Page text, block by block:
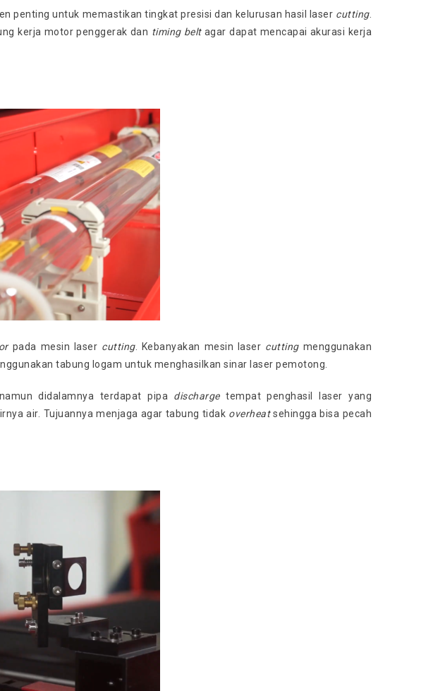
penting untuk memastikan tingkat presisi dan kelurusan hasil laser cutting.
kerja motor penggerak dan timing beltagar dapat mencapai akurasi kerja
pada mesin laser cutting. Kebanyakan mesin laser cuttingmenggunakan
tabung logam untuk menghasilkan sinar laser pemotong.
didalamnya terdapat pipa dischargetempat penghasil laser yang
air. Tujuannya menjaga agar tabung tidak overheatsehingga bisa pecah